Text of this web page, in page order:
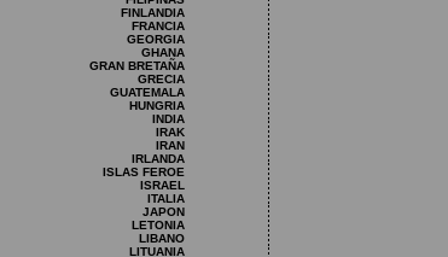
FINLANDIA
FRANCIA
GEORGIA
GHANA
GRAN BRETAÑA
GRECIA
GUATEMALA
HUNGRIA
INDIA
IRAK
IRAN
IRLANDA
ISLAS FEROE
ISRAEL
ITALIA
JAPON
LETONIA
LIBANO
LITUANIA